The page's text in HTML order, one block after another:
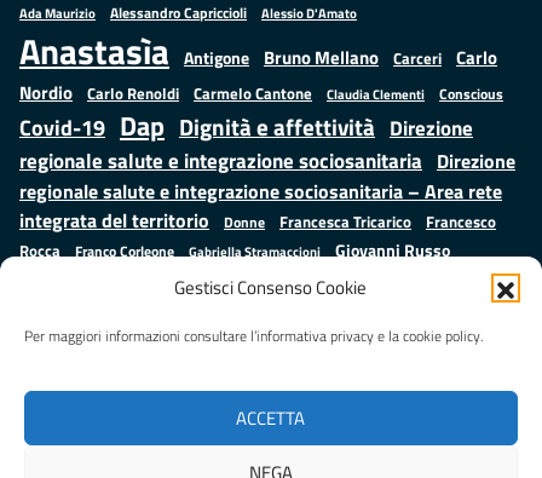
Gestisci Consenso Cookie
Per maggiori informazioni consultare l’informativa privacy e la cookie policy.
ACCETTA
NEGA
Ada Maurizio Alessandro Capriccioli Alessio D'Amato
Anastasìa Antigone Bruno Mellano Carceri
Carlo
Nordio Carlo Renoldi Carmelo Cantone Claudia Clementi Conscious
Covid-19 Dap Dignità e affettività Direzione
regionale salute e integrazione sociosanitaria Direzione
regionale salute e integrazione sociosanitaria – Area rete
integrata del territorio
Donne Francesca Tricarico
Francesco
Rocca
Franco Corleone Gabriella Stramaccioni Giovanni Russo
Giuseppe Emanuele Cangemi Istruzione e cultura
Mauro
Palma ministero della Giustizia Minori Misure
Regione Lazio
Salute Samuele Ciambriello
Sarah Grieco Situazione in numeri
Valentina Calderone